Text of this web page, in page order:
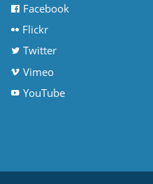
Facebook
Flickr
Twitter
Vimeo
YouTube